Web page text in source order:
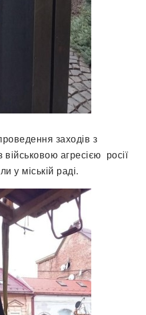
заходів з
військовою агресією росії
у міській раді.